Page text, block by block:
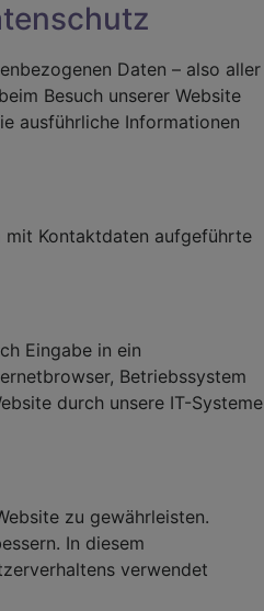
Daten – also aller
Besuch unserer Website
ausführliche Informationen
mit Kontaktdaten aufgeführte
Eingabe in ein
Betriebssystem
durch unsere IT-Systeme
zu gewährleisten.
In diesem
verwendet